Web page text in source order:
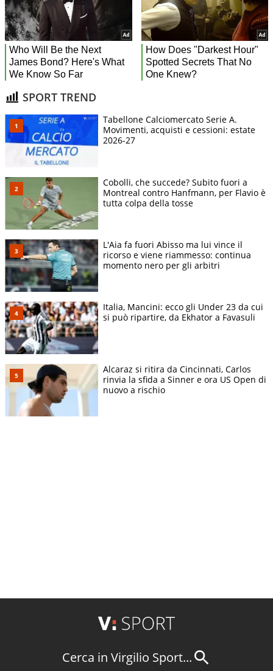
SPORT TREND
Tabellone Calciomercato Serie A.
Movimenti, acquisti e cessioni: estate
2026-27
Cobolli, che succede? Subito fuori a
Montreal contro Hanfmann, per Flavio è
tutta colpa della tosse
L'Aia fa fuori Abisso ma lui vince il
ricorso e viene riammesso: continua
momento nero per gli arbitri
Italia, Mancini: ecco gli Under 23 da cui
si può ripartire, da Ekhator a Favasuli
Alcaraz si ritira da Cincinnati, Carlos
rinvia la sfida a Sinner e ora US Open di
nuovo a rischio
Cerca in Virgilio Sport...